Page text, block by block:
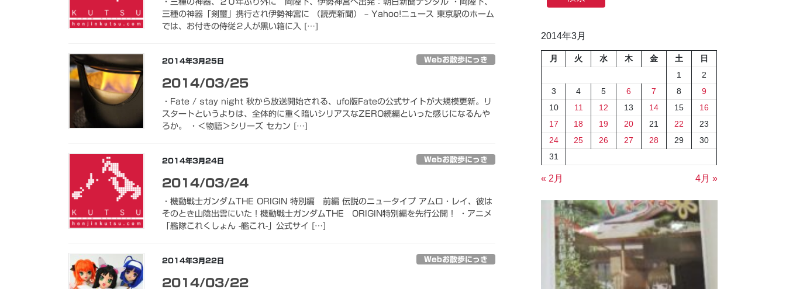
・三種の神器、２０年ぶり外に 両陛下、伊勢神宮へ出発：朝日新聞デジタル ・両陛下、
三種の神器「剣璽」携行され伊勢神宮に （読売新聞） – Yahoo!ニュース 東京駅のホーム
では、お付きの侍従２人が黒い箱に入 […]
2014年3月25日 Webお散歩にっき
2014/03/25
・Fate / stay night 秋から放送開始される、ufo版Fateの公式サイトが大規模更新。リ
スタートというよりは、全体的に重く暗いシリアスなZERO続編といった感じになるんや
ろか。 ・＜物語＞シリーズ セカン […]
2014年3月24日 Webお散歩にっき
2014/03/24
・機動戦士ガンダムTHE ORIGIN 特別編 前編 伝説のニュータイプ アムロ・レイ、彼は
そのとき山陰出雲にいた！機動戦士ガンダムTHE ORIGIN特別編を先行公開！ ・アニメ
「艦隊これくしょん -艦これ-」公式サイ […]
2014年3月22日 Webお散歩にっき
2014/03/22
2014年3月
月 火 水 木 金 土
日
1
2
3
4 5 6 7 8
9
10
11 12 13 14 15
16
17
18 19 20 21 22
23
24
25 26 27 28 29
30
31
« 2月 4月 »